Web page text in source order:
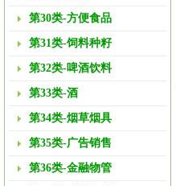
第30类-方便食品
第31类-饲料种籽
第32类-啤酒饮料
第33类-酒
第34类-烟草烟具
第35类-广告销售
第36类-金融物管